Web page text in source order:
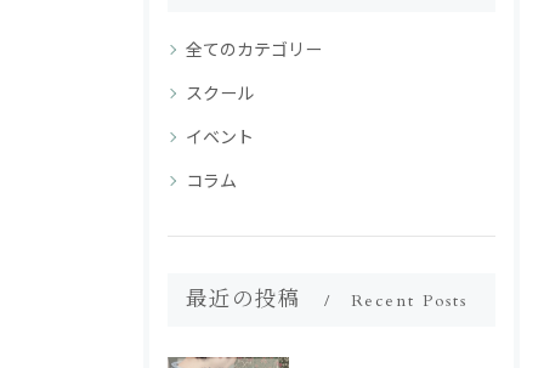
全てのカテゴリー
スクール
イベント
コラム
最近の投稿 Recent Posts